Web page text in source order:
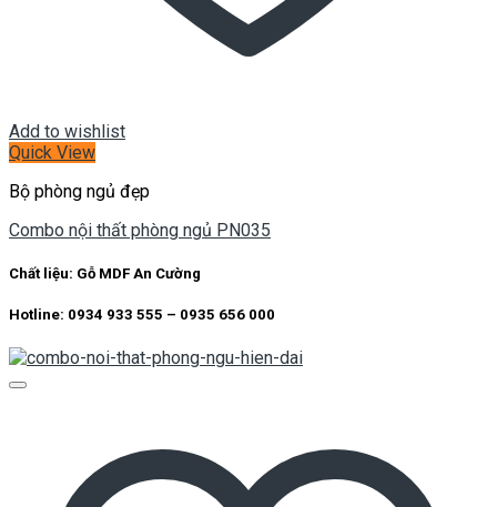
Add to wishlist
Quick View
Bộ phòng ngủ đẹp
Combo nội thất phòng ngủ PN035
Chất liệu: Gỗ MDF An Cường
Hotline: 0934 933 555 – 0935 656 000